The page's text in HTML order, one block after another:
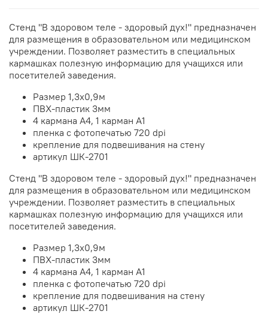
Стенд "В здоровом теле - здоровый дух!" предназначен
для размещения в образовательном или медицинском
учреждении. Позволяет разместить в специальных
кармашках полезную информацию для учащихся или
посетителей заведения.
Размер 1,3х0,9м
ПВХ-пластик 3мм
4 кармана А4, 1 карман А1
пленка с фотопечатью 720 dpi
крепление для подвешивания на стену
артикул ШК-2701
Стенд "В здоровом теле - здоровый дух!" предназначен
для размещения в образовательном или медицинском
учреждении. Позволяет разместить в специальных
кармашках полезную информацию для учащихся или
посетителей заведения.
Размер 1,3х0,9м
ПВХ-пластик 3мм
4 кармана А4, 1 карман А1
пленка с фотопечатью 720 dpi
крепление для подвешивания на стену
артикул ШК-2701